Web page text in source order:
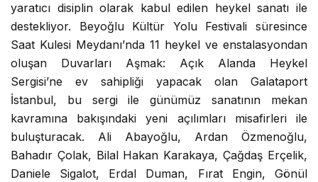
yaratıcı disiplin olarak kabul edilen heykel sanatı ile
destekliyor. Beyoğlu Kültür Yolu Festivali süresince
Saat Kulesi Meydanı’nda 11 heykel ve enstalasyondan
oluşan Duvarları Aşmak: Açık Alanda Heykel
Sergisi’ne ev sahipliği yapacak olan Galataport
İstanbul, bu sergi ile günümüz sanatının mekan
kavramına bakışındaki yeni açılımları misafirleri ile
buluşturacak. Ali Abayoğlu, Ardan Özmenoğlu,
Bahadır Çolak, Bilal Hakan Karakaya, Çağdaş Erçelik,
Daniele Sigalot, Erdal Duman, Fırat Engin, Gönül